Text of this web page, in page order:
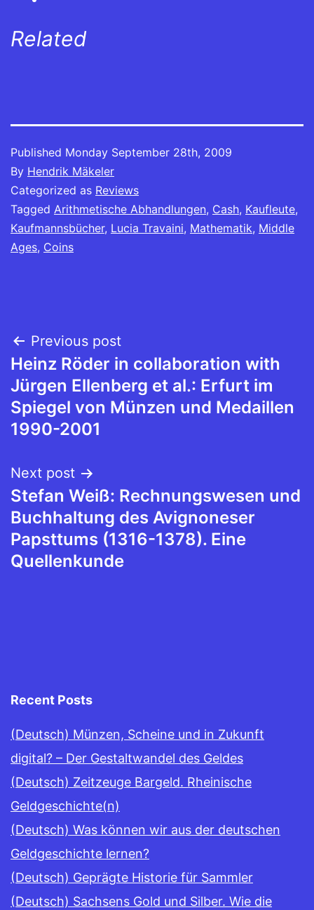
Related
Published Monday September 28th, 2009
By Hendrik Mäkeler
Categorized as Reviews
Tagged Arithmetische Abhandlungen, Cash, Kaufleute,
Kaufmannsbücher, Lucia Travaini, Mathematik, Middle
Ages, Coins
Post
navigation
Previous post
Heinz Röder in collaboration with
Jürgen Ellenberg et al.: Erfurt im
Spiegel von Münzen und Medaillen
1990-2001
Next post
Stefan Weiß: Rechnungswesen und
Buchhaltung des Avignoneser
Papsttums (1316-1378). Eine
Quellenkunde
Recent Posts
(Deutsch) Münzen, Scheine und in Zukunft
digital? – Der Gestaltwandel des Geldes
(Deutsch) Zeitzeuge Bargeld. Rheinische
Geldgeschichte(n)
(Deutsch) Was können wir aus der deutschen
Geldgeschichte lernen?
(Deutsch) Geprägte Historie für Sammler
(Deutsch) Sachsens Gold und Silber. Wie die